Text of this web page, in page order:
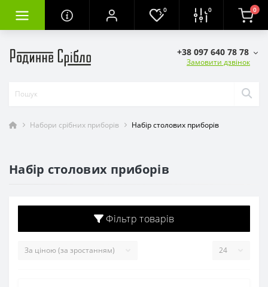
0 0 0
+38 097 640 78 78
Замовити дзвінок
Набори срібних приборів Набір столових приборів
Набір столових приборів
Фільтр товарів